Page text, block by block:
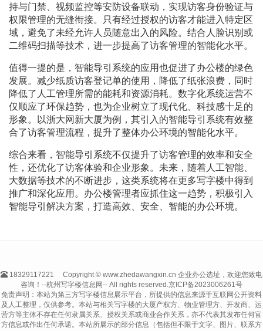
持与门禁、视频监控等安防设备联动，实现访客身份验证与
权限管理的无缝衔接。只有经过授权的访客才能进入特定区
域，避免了未经允许人员随意出入的风险。结合人脸识别或
二维码扫描等技术，进一步提高了访客管理的智能化水平。
值得一提的是，智能导引系统的应用也促进了办公楼的绿色
发展。减少纸质访客登记单的使用，降低了纸张浪费，同时
降低了人工管理所需的能耗和资源消耗。数字化系统运营不
仅顺应了环保趋势，也为企业树立了现代化、科技感十足的
形象。以浙大网新大厦为例，其引入的智能导引系统有效整
合了访客管理流程，提升了整体办公环境的智能化水平。
综合来看，智能导引系统不仅提升了访客管理的效率和安全
性，还优化了访客体验和企业形象。未来，随着人工智能、
大数据等技术的不断进步，这类系统将在更多写字楼中得到
推广和深化应用。办公楼管理者应抓住这一趋势，积极引入
智能导引解决方案，打造高效、安全、智能的办公环境。
18329117221
Copyright © www.zhedawangxin.cn 企业办公选址，欢迎您致电
咨询！--杭州写字楼信息网-- All rights reserved.京ICP备2023006261号
免责声明：本站为第三方写字楼信息展示平台，所提供的信息来源于互联网公开资料
及人工整理，仅供参考。本站与相关写字楼的大厦产权方、物业管理方、开发商、运
营方等主体不存在任何隶属关系、授权关系或商业合作关系，亦不代表其发布任何官
方信息或作出任何承诺。本站所展示的部分信息（包括但不限于文字、图片、联系方